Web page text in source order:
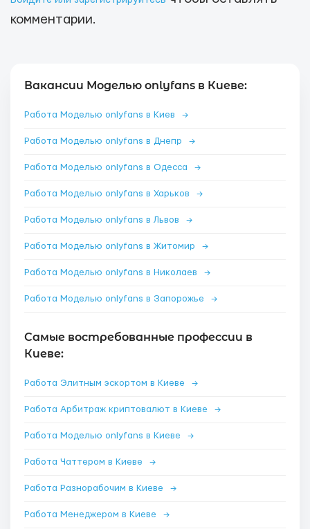
комментарии.
Вакансии Моделью onlyfans в Киеве:
Работа Моделью onlyfans в Киев →
Работа Моделью onlyfans в Днепр →
Работа Моделью onlyfans в Одесса →
Работа Моделью onlyfans в Харьков →
Работа Моделью onlyfans в Львов →
Работа Моделью onlyfans в Житомир →
Работа Моделью onlyfans в Николаев →
Работа Моделью onlyfans в Запорожье →
Самые востребованные профессии в
Киеве:
Работа Элитным эскортом в Киеве →
Работа Арбитраж криптовалют в Киеве →
Работа Моделью onlyfans в Киеве →
Работа Чаттером в Киеве →
Работа Разнорабочим в Киеве →
Работа Менеджером в Киеве →